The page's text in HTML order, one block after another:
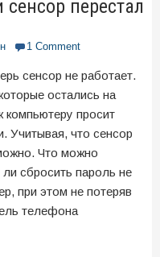
перестал
1 Comment
сенсор не работает.
остались на
просит
Учитывая, что сенсор
Что можно
сбросить пароль не
при этом не потеряв
телефона